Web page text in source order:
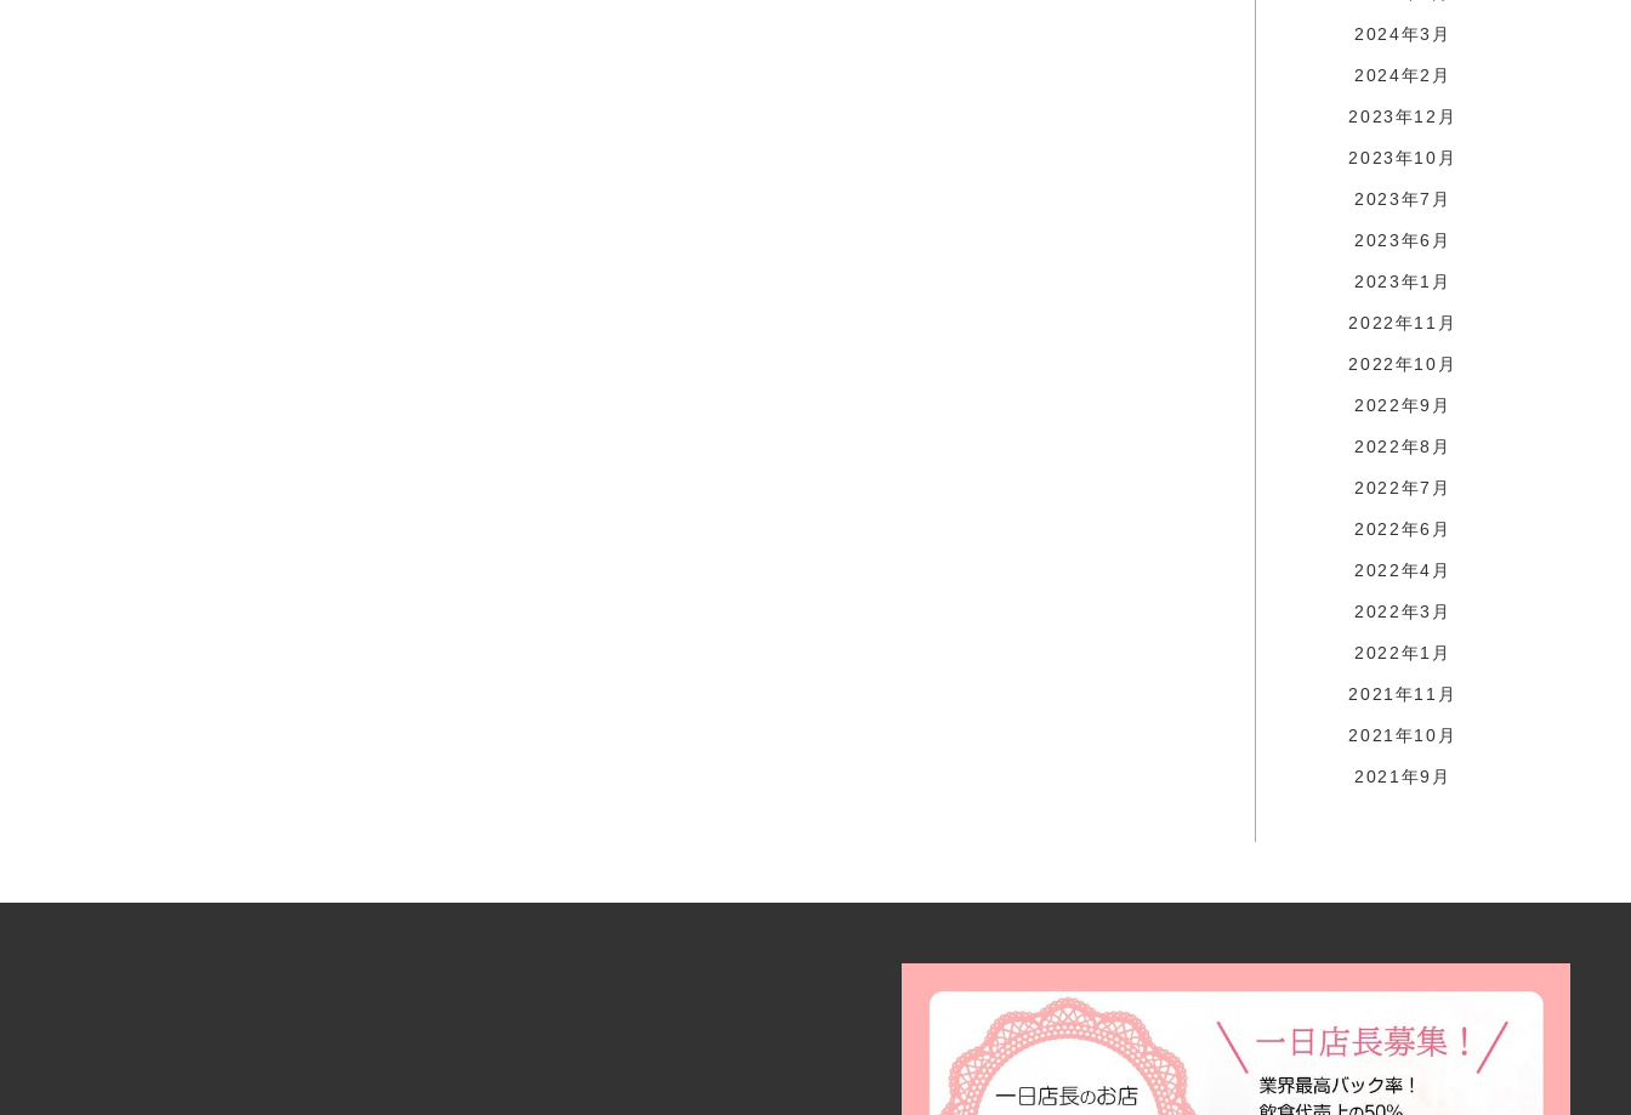
2024年3月
2024年2月
2023年12月
2023年10月
2023年7月
2023年6月
2023年1月
2022年11月
2022年10月
2022年9月
2022年8月
2022年7月
2022年6月
2022年4月
2022年3月
2022年1月
2021年11月
2021年10月
2021年9月